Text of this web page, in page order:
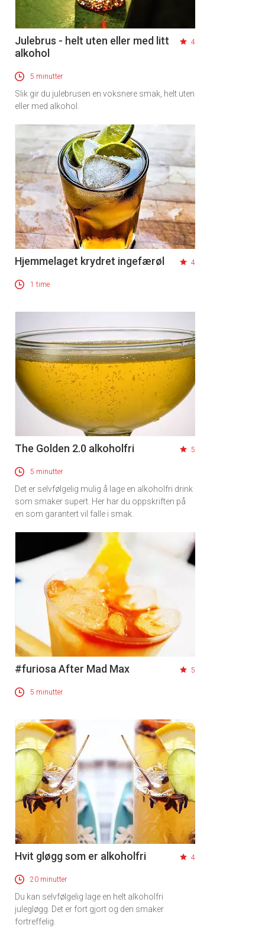
Julebrus - helt uten eller med litt
alkohol
4
5 minutter
Slik gir du julebrusen en voksnere smak, helt uten
eller med alkohol.
Hjemmelaget krydret ingefærøl 4
1 time
The Golden 2.0 alkoholfri 5
5 minutter
Det er selvfølgelig mulig å lage en alkoholfri drink
som smaker supert. Her har du oppskriften på
en som garantert vil falle i smak.
#furiosa After Mad Max 5
5 minutter
Hvit gløgg som er alkoholfri 4
20 minutter
Du kan selvfølgelig lage en helt alkoholfri
julegløgg. Det er fort gjort og den smaker
fortreffelig.